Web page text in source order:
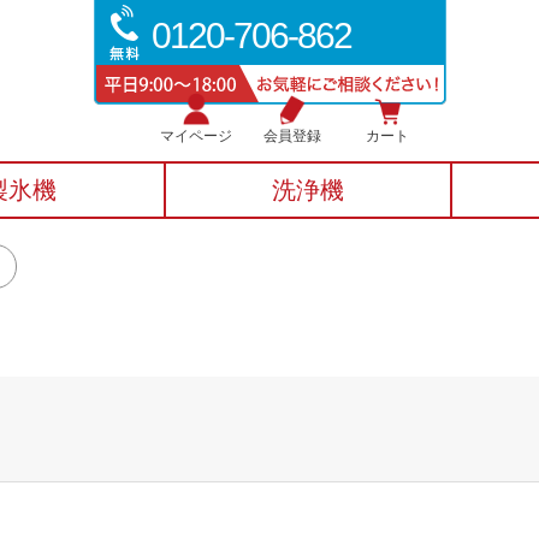
0120-706-862
マイページ 会員登録 カート
氷機 洗浄機